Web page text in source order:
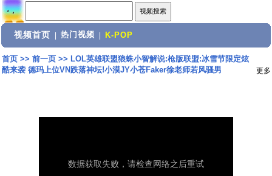
视频首页 热门视频 K-POP
首页>> 前一页>> LOL英雄联盟狼蛛小智解说:枪版联盟:冰雪节限定炫
酷来袭 德玛上位VN跌落神坛!小漠JY小苍Faker徐老师若风骚男
更多